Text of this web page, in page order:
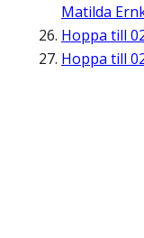
Matilda
Hoppa till
Hoppa till